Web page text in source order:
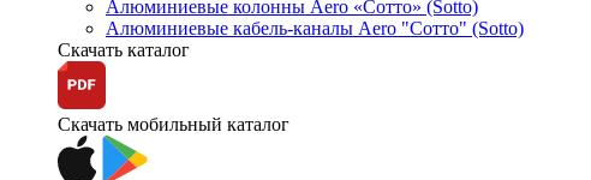
Алюминиевые колонны Aero «Сотто» (Sotto)
Алюминиевые кабель-каналы Aero "Сотто" (Sotto)
Скачать каталог
Скачать мобильный каталог